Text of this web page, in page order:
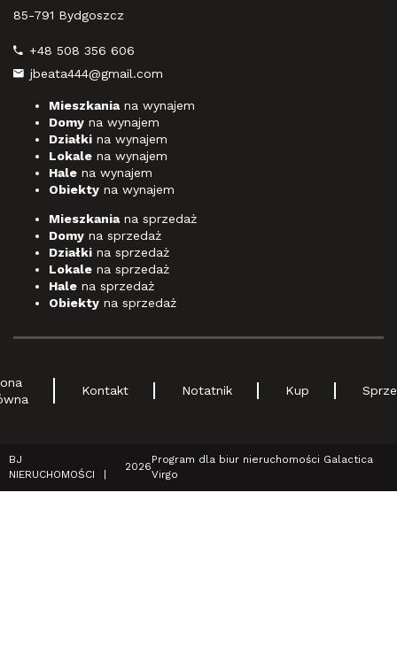
85-791 Bydgoszcz
+48 508 356 606
jbeata444@gmail.com
Mieszkaniana wynajem
Domy na wynajem
Działki na wynajem
Lokale na wynajem
Hale na wynajem
Obiekty na wynajem
Mieszkaniana sprzedaż
Domy na sprzedaż
Działki na sprzedaż
Lokale na sprzedaż
Hale na sprzedaż
Obiekty na sprzedaż
Kontakt Notatnik Kup
BJ
NIERUCHOMOŚCI
2026
Program dla biur nieruchomości Galactica
Virgo